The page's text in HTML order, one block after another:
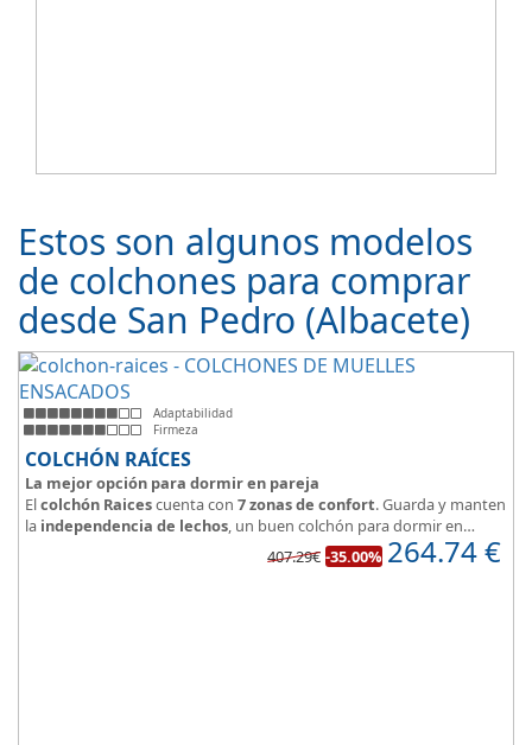
Estos son algunos modelos
de colchones para comprar
desde San Pedro (Albacete)
Adaptabilidad
Firmeza
COLCHÓN RAÍCES
La mejor opción para dormir en pareja
Elcolchón Raicescuenta con 7 zonas de confort. Guarda y manten
la independencia de lechos, un buen colchón para dormir en
Las personas calurosas agradecerán su tejido 3D y la gran
407.29€ -35.00% 264.74€